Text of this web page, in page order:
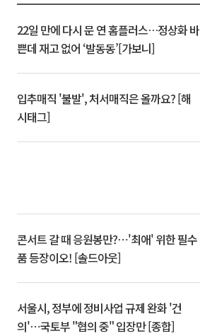
22일 만에 다시 문 연 홈플러스…정상화 바
쁜데 재고 없어 ‘발동동’[가보니]
입추매직 '불발', 처서매직은 올까요? [해
시태그]
콘서트 갈 때 응원봉만?⋯'최애' 위한 필수
품 등장이오! [솔드아웃]
서울시, 정부에 정비사업 규제 완화 '건
의'⋯국토부 "협의 중" 입장만 [종합]